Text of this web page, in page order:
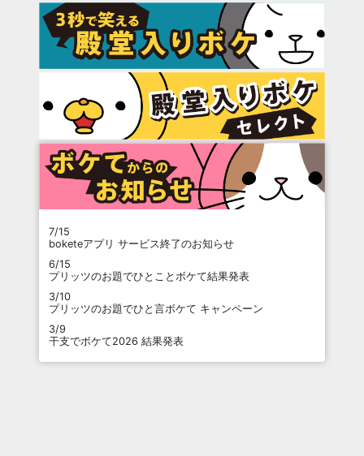
7/15
boketeアプリ サービス終了のお知らせ
6/15
プリッツのお題でひとことボケて結果発表
3/10
プリッツのお題でひと言ボケて キャンペーン
3/9
干支でボケて2026 結果発表